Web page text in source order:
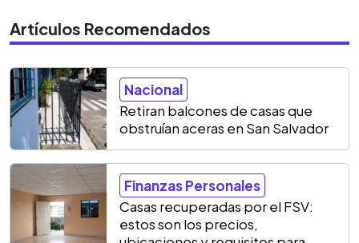
Artículos Recomendados
Nacional
Retiran balcones de casas que
obstruían aceras en San Salvador
Finanzas Personales
Casas recuperadas por el FSV:
estos son los precios,